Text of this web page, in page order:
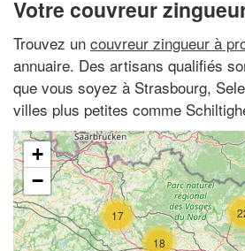
Votre couvreur
Trouvez un couvreur zingueur à
annuaire. Des artisans qualifiés
que vous soyez à Strasbourg,
villes plus petites comme
18
17
+
−